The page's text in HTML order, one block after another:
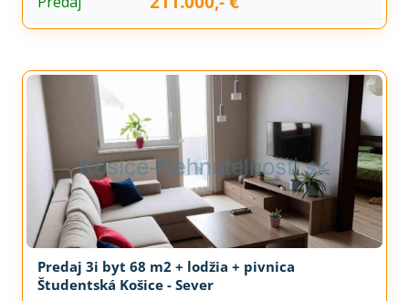
Predaj 3i byt 68 m2 + lodžia + pivnica
Študentská Košice - Sever